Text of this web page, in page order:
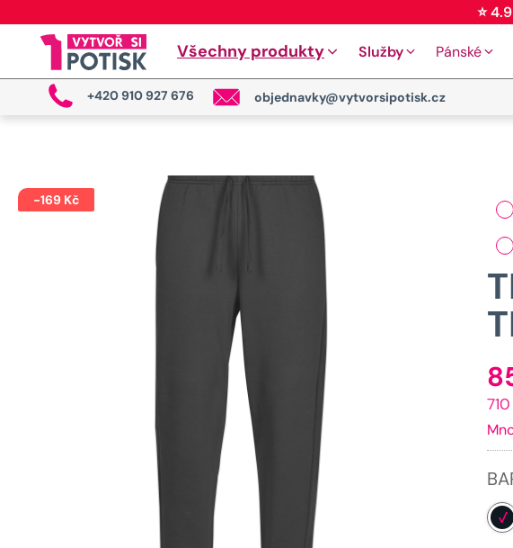
⭐
Všechny produkty Služby Pánské
+420 910 927 676 objednavky@vytvorsipotisk.cz
-169Kč